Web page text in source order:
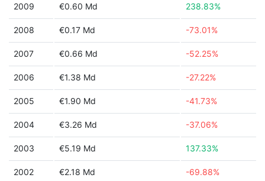
2009 €0.60 Md 238.83%
2008 €0.17 Md -73.01%
2007 €0.66 Md -52.25%
2006 €1.38 Md -27.22%
2005 €1.90 Md -41.73%
2004 €3.26 Md -37.06%
2003 €5.19 Md 137.33%
2002 €2.18 Md -69.88%